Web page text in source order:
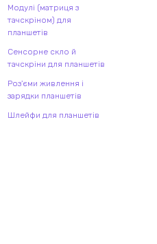
Модулі (матриця з
тачскріном) для
планшетів
Сенсорне скло й
тачскріни для планшетів
Роз'єми живлення і
зарядки планшетів
Шлейфи для планшетів